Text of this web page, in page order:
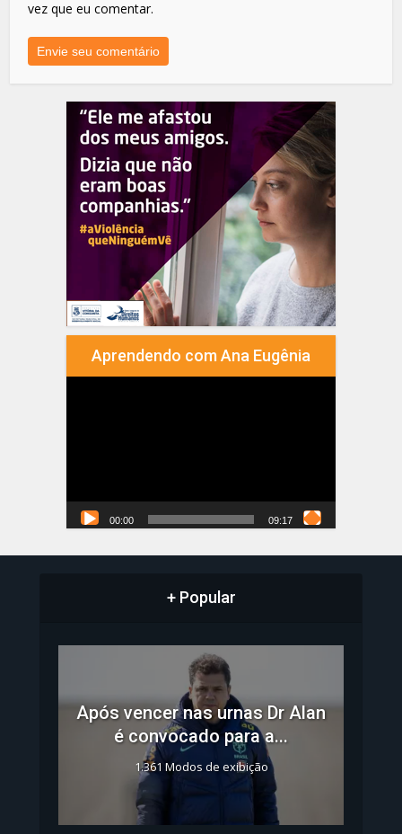
vez que eu comentar.
Aprendendo com Ana Eugênia
00:00 09:17
+ Popular
Após vencer nas urnas Dr Alan
é convocado para a...
1.361 Modos de exibição